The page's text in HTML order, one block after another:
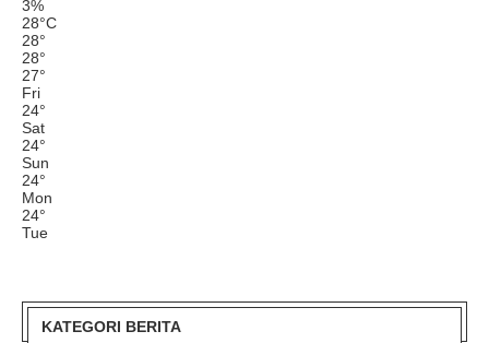
3%
28°C
28°
28°
27°
Fri
24°
Sat
24°
Sun
24°
Mon
24°
Tue
KATEGORI BERITA